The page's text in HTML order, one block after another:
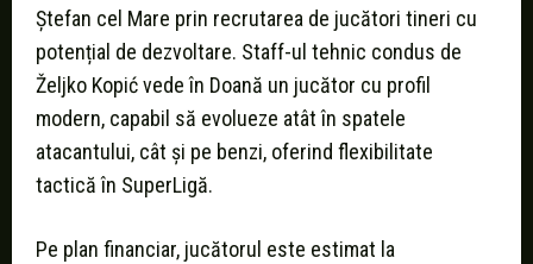
Ștefan cel Mare prin recrutarea de jucători tineri cu
potențial de dezvoltare. Staff-ul tehnic condus de
Željko Kopić vede în Doană un jucător cu profil
modern, capabil să evolueze atât în spatele
atacantului, cât și pe benzi, oferind flexibilitate
tactică în SuperLigă.
Pe plan financiar, jucătorul este estimat la